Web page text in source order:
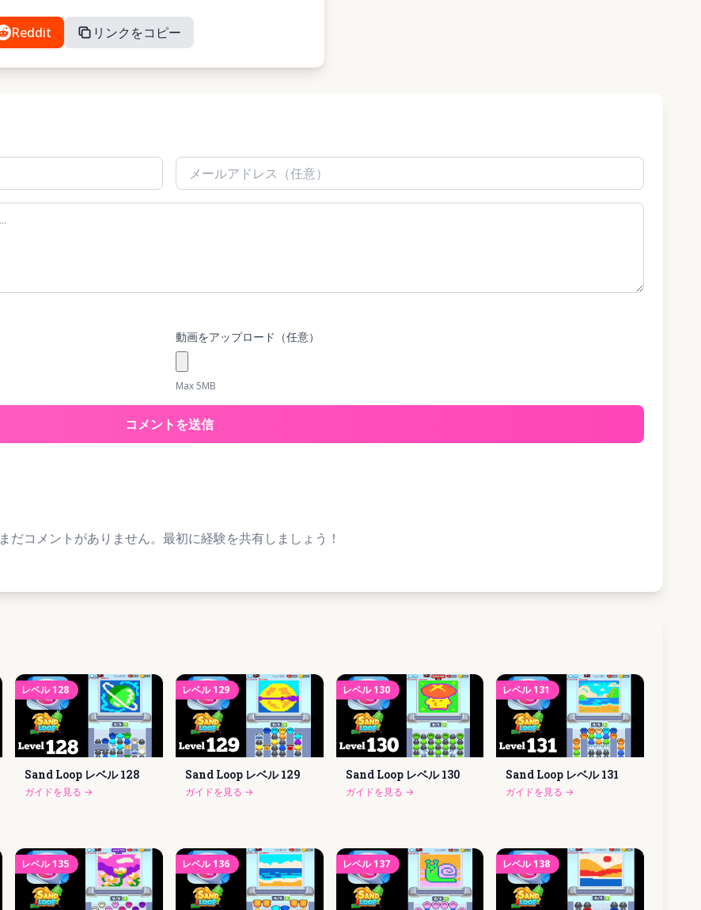
Reddit リンクをコピー
動画をアップロード（任意）
Max 5MB
コメントを送信
まだコメントがありません。最初に経験を共有しましょう！
レベル128
Sand Loop レベル128
ガイドを見る →
レベル129
Sand Loop レベル 129
ガイドを見る →
レベル130
Sand Loop レベル 130
ガイドを見る →
レベル131
Sand Loop レベル131
ガイドを見る →
レベル135 レベル136 レベル137 レベル138